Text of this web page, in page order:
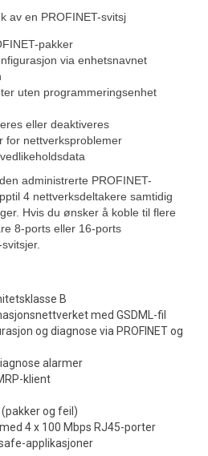
av en PROFINET-svitsj
pakker
via enhetsnavnet
uten programmeringsenhet
eller deaktiveres
for nettverksproblemer
administrerte PROFINET-
4 nettverksdeltakere samtidig
Hvis du ønsker å koble til flere
8-ports eller 16-ports
B
med GSDML-fil
og diagnose via PROFINET og
diagnose alarmer
klient
og feil)
4 x 100 Mbps RJ45-porter
applikasjoner